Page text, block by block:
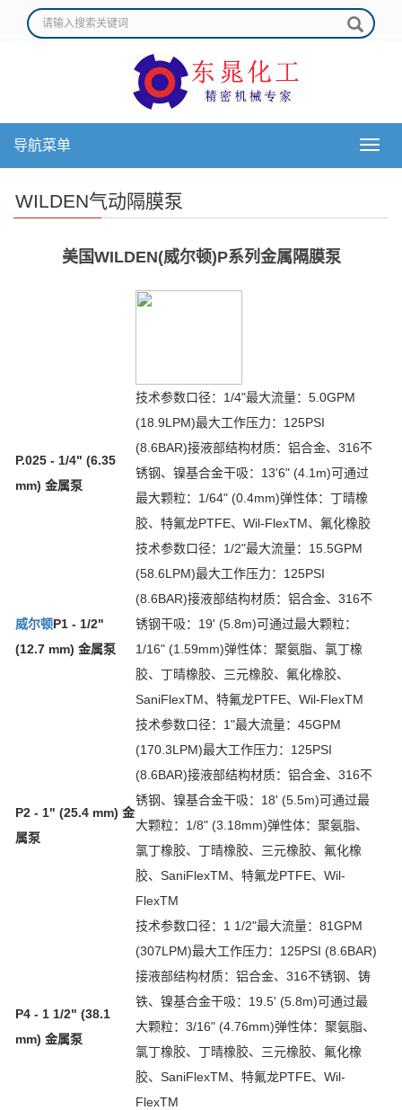
导
导航菜单
WILDEN气动隔膜泵
美国WILDEN(威尔顿)P系列金属隔膜泵
P.025 - 1/4" (6.35
mm) 金属泵
技术参数口径：1/4"最大流量：5.0GPM
(18.9LPM)最大工作压力：125PSI
(8.6BAR)接液部结构材质：铝合金、316不
锈钢、镍基合金干吸：13'6" (4.1m)可通过
最大颗粒：1/64" (0.4mm)弹性体：丁晴橡
胶、特氟龙PTFE、Wil-FlexTM、氟化橡胶
威尔顿P1 - 1/2"
(12.7 mm) 金属泵
技术参数口径：1/2"最大流量：15.5GPM
(58.6LPM)最大工作压力：125PSI
(8.6BAR)接液部结构材质：铝合金、316不
锈钢干吸：19' (5.8m)可通过最大颗粒：
1/16" (1.59mm)弹性体：聚氨脂、氯丁橡
胶、丁晴橡胶、三元橡胶、氟化橡胶、
SaniFlexTM、特氟龙PTFE、Wil-FlexTM
P2 - 1" (25.4 mm) 金
属泵
技术参数口径：1"最大流量：45GPM
(170.3LPM)最大工作压力：125PSI
(8.6BAR)接液部结构材质：铝合金、316不
锈钢、镍基合金干吸：18' (5.5m)可通过最
大颗粒：1/8" (3.18mm)弹性体：聚氨脂、
氯丁橡胶、丁晴橡胶、三元橡胶、氟化橡
胶、SaniFlexTM、特氟龙PTFE、Wil-
FlexTM
P4 - 1 1/2" (38.1
mm) 金属泵
技术参数口径：1 1/2"最大流量：81GPM
(307LPM)最大工作压力：125PSI (8.6BAR)
接液部结构材质：铝合金、316不锈钢、铸
铁、镍基合金干吸：19.5' (5.8m)可通过最
大颗粒：3/16" (4.76mm)弹性体：聚氨脂、
氯丁橡胶、丁晴橡胶、三元橡胶、氟化橡
胶、SaniFlexTM、特氟龙PTFE、Wil-
FlexTM